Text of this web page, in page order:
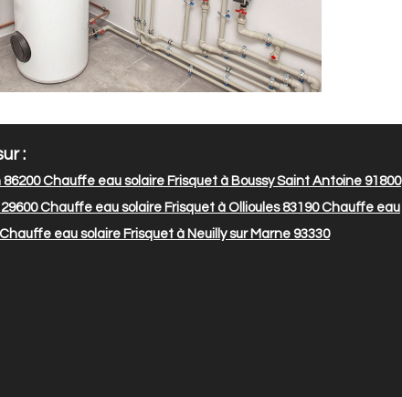
:
Chauffe eau solaire Frisquet à Boussy Saint Antoine 91800
Chauffe eau solaire Frisquet à Ollioules 83190Chauffe eau
eau solaire Frisquet à Neuilly sur Marne 93330